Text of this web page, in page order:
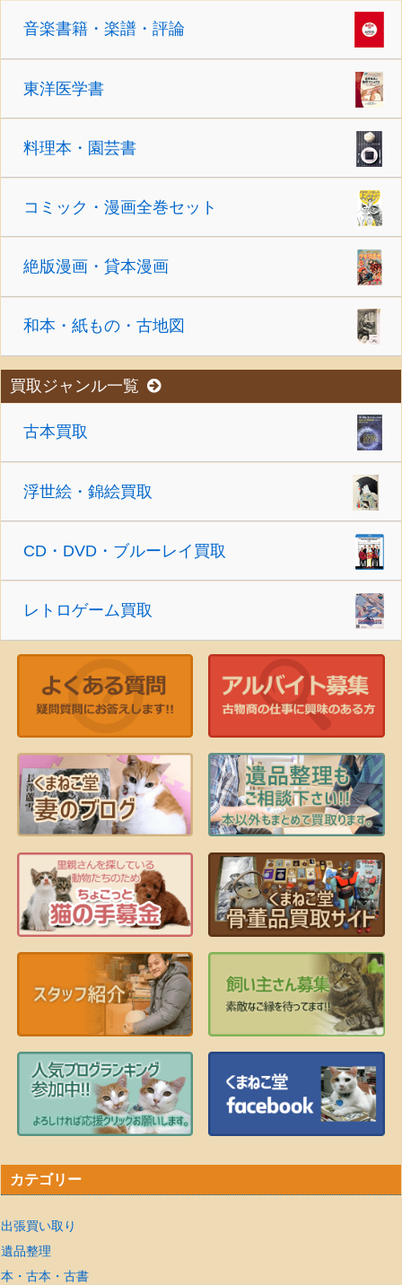
音楽書籍・楽譜・評論
東洋医学書
料理本・園芸書
コミック・漫画全巻セット
絶版漫画・貸本漫画
和本・紙もの・古地図
買取ジャンル一覧
古本買取
浮世絵・錦絵買取
CD・DVD・ブルーレイ買取
レトロゲーム買取
カテゴリー
出張買い取り
遺品整理
本・古本・古書